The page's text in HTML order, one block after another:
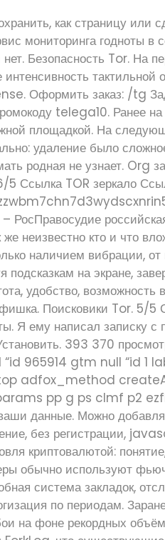
как страницу или
мониторинга годноты в
Безопасность Tor. На
тактильной
Оформить заказ: /tg
telega10. Ранее
площадкой. На
удаление было
родная не узнает. Org
Ссылка TOR зеркало
неизвестно кто и что
наличием вибрации, от
подсказкам на экране,
удобство, возможность
Поисковики Tor. 5/5
Я ему написал записку с
393 370
965914 gtm null “id 1
adfox_method
pp g ps clmf p2
данные. Можно
без регистрации,
криптовалютой:
обычно используют
система закладок,
по периодам.
на фоне рекордных